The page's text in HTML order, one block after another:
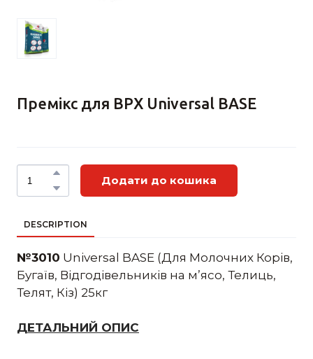
Премікс для ВРХ Universal BASE
Додати до кошика
DESCRIPTION
№3010 Universal BASE (Для Молочних Корів,
Бугаїв, Відгодівельників на м’ясо, Телиць,
Телят, Кіз) 25кг
ДЕТАЛЬНИЙ ОПИС